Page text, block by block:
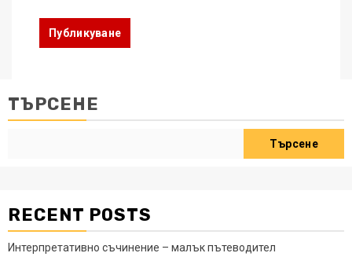
ТЪРСЕНЕ
Търсене
RECENT POSTS
Интерпретативно съчинение – малък пътеводител